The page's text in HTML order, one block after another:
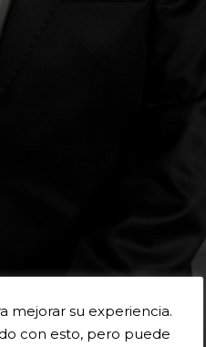
mejorar su experiencia.
con esto, pero puede